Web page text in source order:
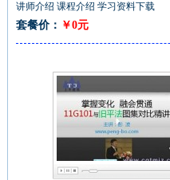
讲师介绍 课程介绍 学习资料下载
套餐价： ￥0元